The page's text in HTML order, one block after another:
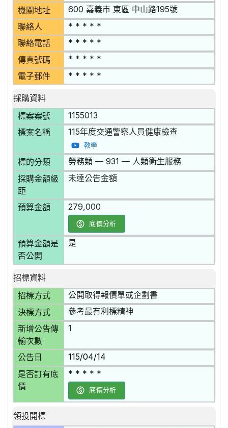
機關地址 600 嘉義市 東區 中山路195號
聯絡人 * * * * *
聯絡電話 * * * * *
傳真號碼 * * * * *
電子郵件 * * * * *
採購資料
標案案號
1155013
標案名稱 115年度交通警察人員健康檢查
教學
標的分類 勞務類 — 931 — 人類衛生服務
採購金額級
距
未達公告金額
預算金額 279,000
底價分析
預算金額是
否公開
是
招標資料
招標方式
公開取得報價單或企劃書
決標方式 參考最有利標精神
新增公告傳
輸次數
1
公告日 115/04/14
是否訂有底
價
* * * * *
底價分析
領投開標